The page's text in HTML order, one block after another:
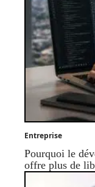
Entreprise
Pourquoi le
offre plus de